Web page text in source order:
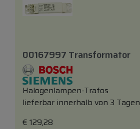
00167997 Transformator
Halogenlampen-Trafos
lieferbar innerhalb von 3 Tagen
€ 129,28